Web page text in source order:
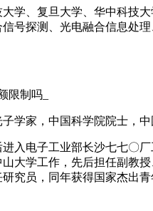
学、复旦大学、华中科技
号探测、光电融合信息处
学家，中国科学院院士，
入电子工业部长沙七七〇
大学工作，先后担任副教
究员，同年获得国家杰出